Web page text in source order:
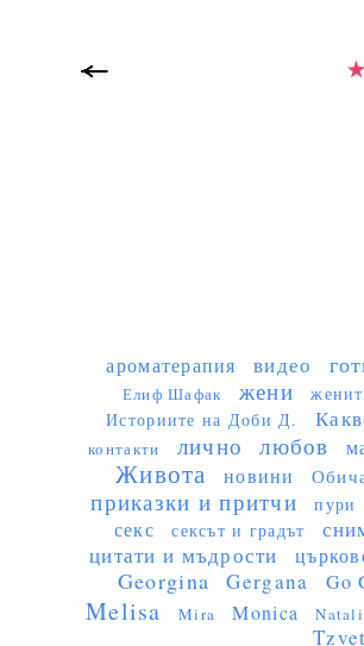
ароматерапия видео
Елиф Шафак жени
Историите на Доби Д.
контакти лично любов
Живота
новини
приказки и притчи
пури
секс сексът и градът
цитати и мъдрости
Georgina Gergana Go
Melisa Mira Monica